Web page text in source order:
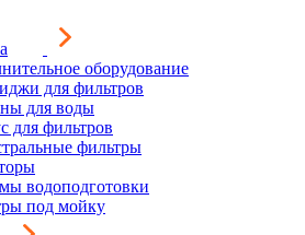
оборудование
для фильтров
для воды
для фильтров
фильтры
водоподготовки
под мойку